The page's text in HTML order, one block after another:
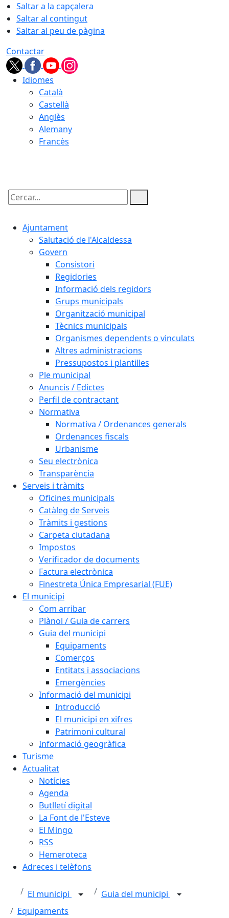
Saltar a la capçalera
Saltar al contingut
Saltar al peu de pàgina
Contactar
Idiomes
Català
Castellà
Anglès
Alemany
Francès
Cercar:
Ajuntament
Salutació de l'Alcaldessa
Govern
Consistori
Regidories
Informació dels regidors
Grups municipals
Organització municipal
Tècnics municipals
Organismes dependents o vinculats
Altres administracions
Pressupostos i plantilles
Ple municipal
Anuncis / Edictes
Perfil de contractant
Normativa
Normativa / Ordenances generals
Ordenances fiscals
Urbanisme
Seu electrònica
Transparència
Serveis i tràmits
Oficines municipals
Catàleg de Serveis
Tràmits i gestions
Carpeta ciutadana
Impostos
Verificador de documents
Factura electrònica
Finestreta Única Empresarial (FUE)
El municipi
Com arribar
Plànol / Guia de carrers
Guia del municipi
Equipaments
Comerços
Entitats i associacions
Emergències
Informació del municipi
Introducció
El municipi en xifres
Patrimoni cultural
Informació geogràfica
Turisme
Actualitat
Notícies
Agenda
Butlletí digital
La Font de l'Esteve
El Mingo
RSS
Hemeroteca
Adreces i telèfons
El municipi
Guia del municipi
Equipaments